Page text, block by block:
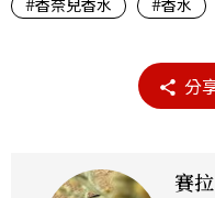
#香奈兒香水 #香水
分
賽拉